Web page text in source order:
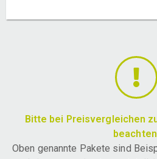
Bitte bei Preisvergleichen
Oben genannte Pakete sind